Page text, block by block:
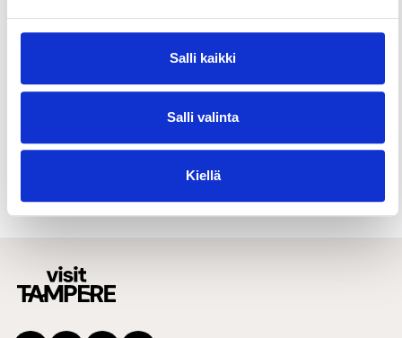
Salli kaikki
Salli valinta
Kiellä